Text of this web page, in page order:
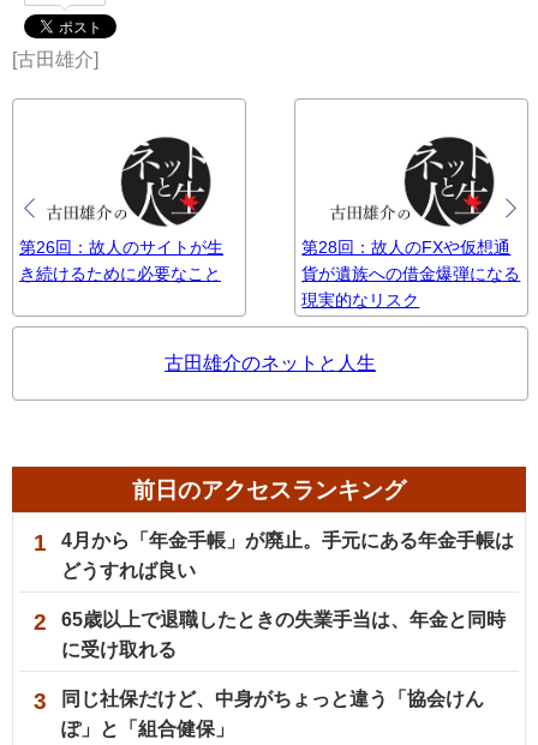
[古田雄介]
第26回：故人のサイトが生
き続けるために必要なこと
第28回：故人のFXや仮想通
貨が遺族への借金爆弾になる
現実的なリスク
古田雄介のネットと人生
前日のアクセスランキング
1
4月から「年金手帳」が廃止。手元にある年金手帳は
どうすれば良い
2
65歳以上で退職したときの失業手当は、年金と同時
に受け取れる
3
同じ社保だけど、中身がちょっと違う「協会けん
ぽ」と「組合健保」